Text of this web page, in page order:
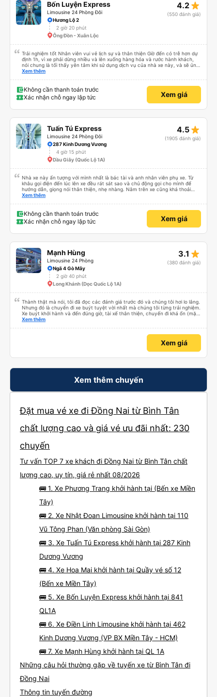
Bốn Luyện Express
Limousine 24 Phòng Đôi
4.2 star_rate
(550 đánh giá)
Hương Lộ 2
2 giờ 20 phút
Ông Đồn - Xuân Lộc
Trải nghiệm tốt Nhân viên vui vẻ lịch sự và thân thiện Giờ đến có trễ hơn dự
định 1h, vì xe phải dừng nhiều và lên xuống hàng hóa và rước hành khách,
nói chung là tối thấy yên tâm khi sử dụng dịch vụ của nhà xe này, và sẽ ủng
hộ và giới thiệu cho người thân sử dụng dịch vụ của nhà xe này
Xem thêm
Không cần thanh toán trước
Xác nhận chỗ ngay lập tức
Xem giá
Tuấn Tú Express
Limousine 24 Phòng Đôi
4.5 star_rate
(1905 đánh giá)
287 Kinh Dương Vương
4 giờ 15 phút
Dầu Giây (Quốc Lộ 1A)
Nhà xe này ấn tượng với mình nhất là bác tài và anh nhân viên phụ xe. Từ
khâu gọi điện đến lúc lên xe đều rát sát sao và chủ động gọi cho mình để
hướng dẫn, giọng nói thân thiện, nhẹ nhàng. Nằm trên xe cũng khá thoải
mái, chăn nệm nước suối đầy đủ. Chuyến xe của mình hầu hết là các cô bác
nhưng các anh hướng dẫn mình xuống ở đây không có ma nào dám chở đâu
( vì đây là địa bàn của thế lực xe ôm ngầm, dân chơi cỏ kẹo ke...) Và thế là
mình được chở xuống Ngã 3 thành , nơi sáng sủa an toàn hơn. Một Chuyến
Xem thêm
Không cần thanh toán trước
Xác nhận chỗ ngay lập tức
Xem giá
Mạnh Hùng
Limousine 24 Phòng
3.1 star_rate
(380 đánh giá)
Ngã 4 Gò Mây
2 giờ 40 phút
Long Khánh (Dọc Quốc Lộ 1A)
Thành thật mà nói, tôi đã đọc các đánh giá trước đó và chúng tôi hơi lo lắng.
Nhưng đó là chuyến đi xe buýt tuyệt vời nhất mà chúng tôi từng trải nghiệm.
Xe buýt khởi hành và đến đúng giờ, tài xế thân thiện, chuyến đi khá ổn (mặc
dù vẫn hơi xóc, nhưng đó là đặc trưng của Việt Nam ^^), và chỗ ngồi thoải
Xem thêm
Xem giá
Xem thêm chuyến
Đặt mua vé xe đi Đồng Nai từ Bình Tân
chất lượng cao và giá vé ưu đãi nhất: 230
chuyến
Tư vấn TOP 7 xe khách đi Đồng Nai từ Bình Tân chất
lượng cao, uy tín, giá rẻ nhất 08/2026
🚌 1. Xe Phương Trang khởi hành tại (Bến xe Miền
Tây)
🚌 2. Xe Nhật Đoan Limousine khởi hành tại 110
Vũ Tông Phan (Văn phòng Sài Gòn)
🚌 3. Xe Tuấn Tú Express khởi hành tại 287 Kinh
Dương Vương
🚌 4. Xe Hoa Mai khởi hành tại Quầy vé số 12
(Bến xe Miền Tây)
🚌 5. Xe Bốn Luyện Express khởi hành tại 841
QL1A
🚌 6. Xe Điền Linh Limousine khởi hành tại 462
Kinh Dương Vương (VP BX Miền Tây - HCM)
🚌 7. Xe Mạnh Hùng khởi hành tại QL 1A
Những câu hỏi thường gặp về tuyến xe từ Bình Tân đi
Đồng Nai
Thông tin tuyến đường